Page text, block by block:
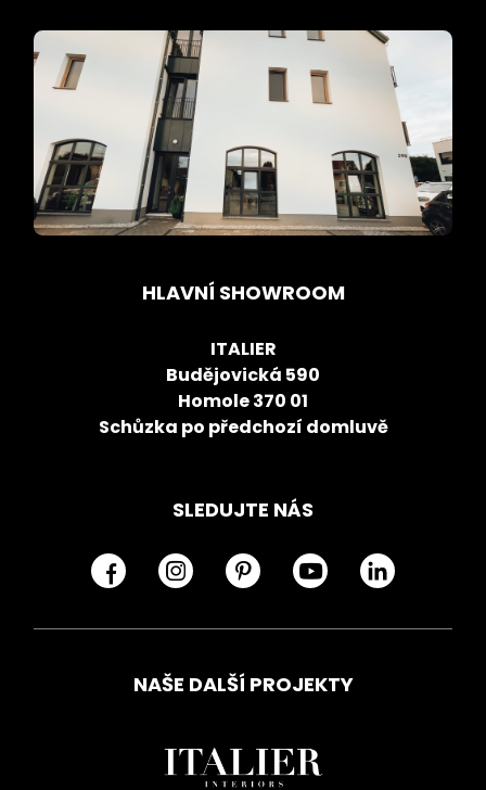
HLAVNÍ SHOWROOM
ITALIER
Budějovická 590
Homole 370 01
Schůzka po předchozí domluvě
SLEDUJTE NÁS
NAŠE DALŠÍ PROJEKTY